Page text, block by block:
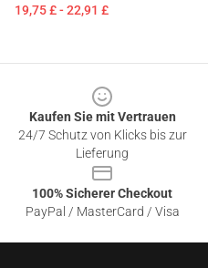
19,75 £ - 22,91 £
Kaufen Sie mit Vertrauen
24/7 Schutz von Klicks bis zur
Lieferung
100% Sicherer Checkout
PayPal / MasterCard / Visa